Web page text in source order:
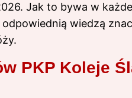
. Jak to bywa w
wiedzą
PKP Koleje